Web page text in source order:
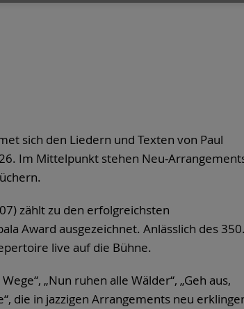
sich den Liedern und Texten von Paul
Im Mittelpunkt stehen Neu-
zählt zu den erfolgreichsten
Award ausgezeichnet. Anlässlich des 350.
live auf die Bühne.
„Nun ruhen alle Wälder“, „Geh aus,
die in jazzigen Arrangements neu